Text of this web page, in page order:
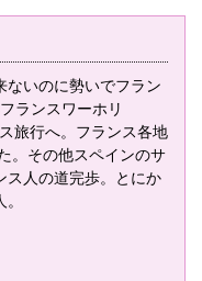
ないのに勢いでフラン
ランスワーホリ
旅行へ。フランス各地
。その他スペインのサ
ス人の道完歩。とにか